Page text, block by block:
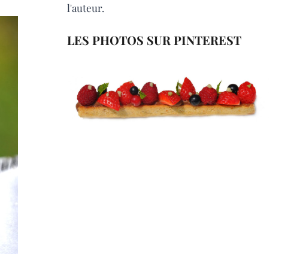
l'auteur.
LES PHOTOS SUR PINTEREST